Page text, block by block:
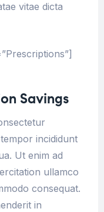
vitae dicta
Savings
incididunt
Ut enim ad
ullamco
consequat.
in